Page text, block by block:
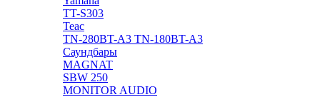
TT-S303
Teac
TN-280BT-A3 TN-180BT-A3
Саундбары
MAGNAT
SBW 250
MONITOR AUDIO